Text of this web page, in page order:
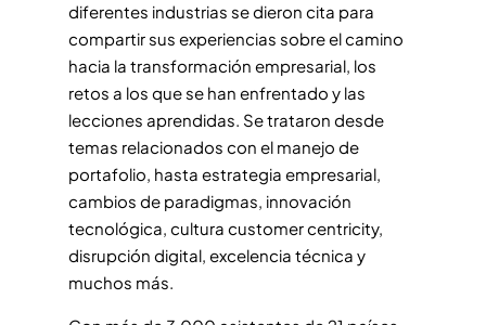
diferentes industrias se dieron cita para
compartir sus experiencias sobre el camino
hacia la transformación empresarial, los
retos a los que se han enfrentado y las
lecciones aprendidas. Se trataron desde
temas relacionados con el manejo de
portafolio, hasta estrategia empresarial,
cambios de paradigmas, innovación
tecnológica, cultura customer centricity,
disrupción digital, excelencia técnica y
muchos más.